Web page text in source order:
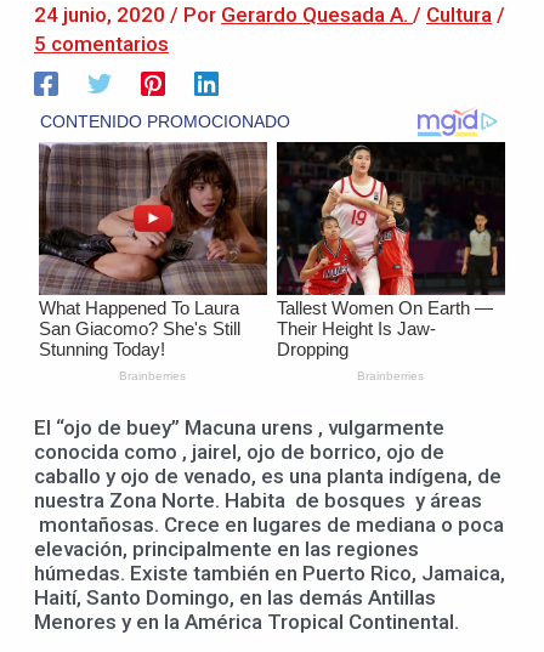
24 junio, 2020 / Por Gerardo Quesada A. / Cultura /
5 comentarios
El “ojo de buey” Macuna urens , vulgarmente
conocida como , jairel, ojo de borrico, ojo de
caballo y ojo de venado, es una planta indígena, de
nuestra Zona Norte. Habita de bosques y áreas
montañosas. Crece en lugares de mediana o poca
elevación, principalmente en las regiones
húmedas. Existe también en Puerto Rico, Jamaica,
Haití, Santo Domingo, en las demás Antillas
Menores y en la América Tropical Continental.